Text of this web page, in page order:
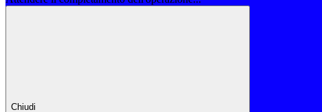
Chiudi